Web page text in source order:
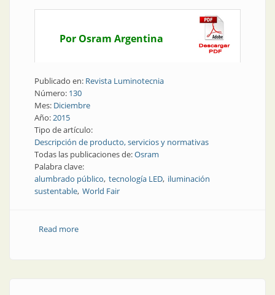
Por Osram Argentina
Publicado en: Revista Luminotecnia
Número: 130
Mes: Diciembre
Año:2015
Tipo de artículo:
Descripción de producto, servicios y normativas
Todas las publicaciones de:Osram
Palabra clave:
alumbrado público tecnología LED iluminación
sustentable World Fair
Read moreabout Producto | Iluminación sustentable en la